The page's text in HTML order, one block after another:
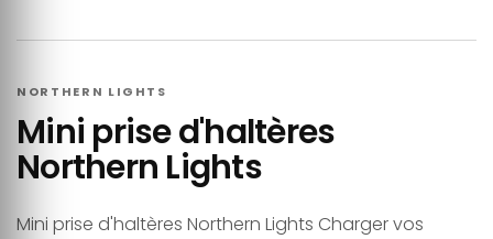
NORTHERN LIGHTS
Mini prise d'haltères
Northern Lights
Mini prise d'haltères Northern Lights Charger vos